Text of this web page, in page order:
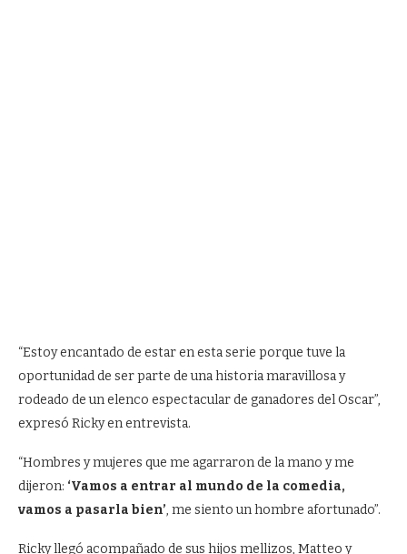
“Estoy encantado de estar en esta serie porque tuve la
oportunidad de ser parte de una historia maravillosa y
rodeado de un elenco espectacular de ganadores del Oscar”,
expresó Ricky en entrevista.
“Hombres y mujeres que me agarraron de la mano y me
dijeron: ‘Vamos a entrar al mundo de la comedia,
vamos a pasarla bien’, me siento un hombre afortunado”.
Ricky llegó acompañado de sus hijos mellizos, Matteo y